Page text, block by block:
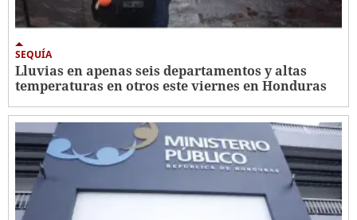
SEQUÍA
Lluvias en apenas seis departamentos y altas
temperaturas en otros este viernes en Honduras